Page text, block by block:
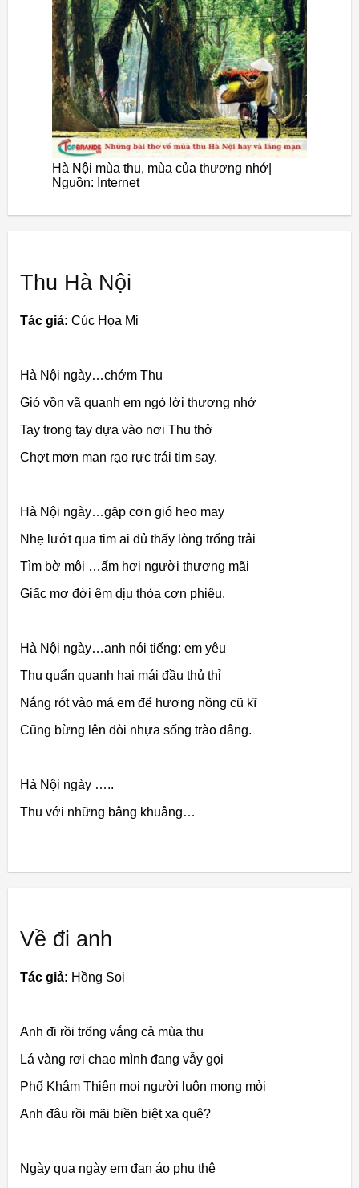
Hà Nội mùa thu, mùa của thương nhớ|
Nguồn: Internet
Thu Hà Nội
Tác giả: Cúc Họa Mi
Hà Nội ngày…chớm Thu
Gió vồn vã quanh em ngỏ lời thương nhớ
Tay trong tay dựa vào nơi Thu thở
Chợt mơn man rạo rực trái tim say.
Hà Nội ngày…gặp cơn gió heo may
Nhẹ lướt qua tim ai đủ thấy lòng trống trải
Tìm bờ môi …ấm hơi người thương mãi
Giấc mơ đời êm dịu thỏa cơn phiêu.
Hà Nội ngày…anh nói tiếng: em yêu
Thu quẩn quanh hai mái đầu thủ thỉ
Nắng rót vào má em để hương nồng cũ kĩ
Cũng bừng lên đòi nhựa sống trào dâng.
Hà Nội ngày …..
Thu với những bâng khuâng…
Về đi anh
Tác giả: Hồng Soi
Anh đi rồi trống vắng cả mùa thu
Lá vàng rơi chao mình đang vẫy gọi
Phố Khâm Thiên mọi người luôn mong mỏi
Anh đâu rồi mãi biền biệt xa quê?
Ngày qua ngày em đan áo phu thê